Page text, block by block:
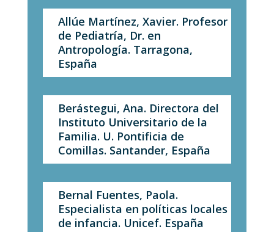
Allúe Martínez, Xavier. Profesor
de Pediatría, Dr. en
Antropología. Tarragona,
España
Berástegui, Ana. Directora del
Instituto Universitario de la
Familia. U. Pontificia de
Comillas. Santander, España
Bernal Fuentes, Paola.
Especialista en políticas locales
de infancia. Unicef. España